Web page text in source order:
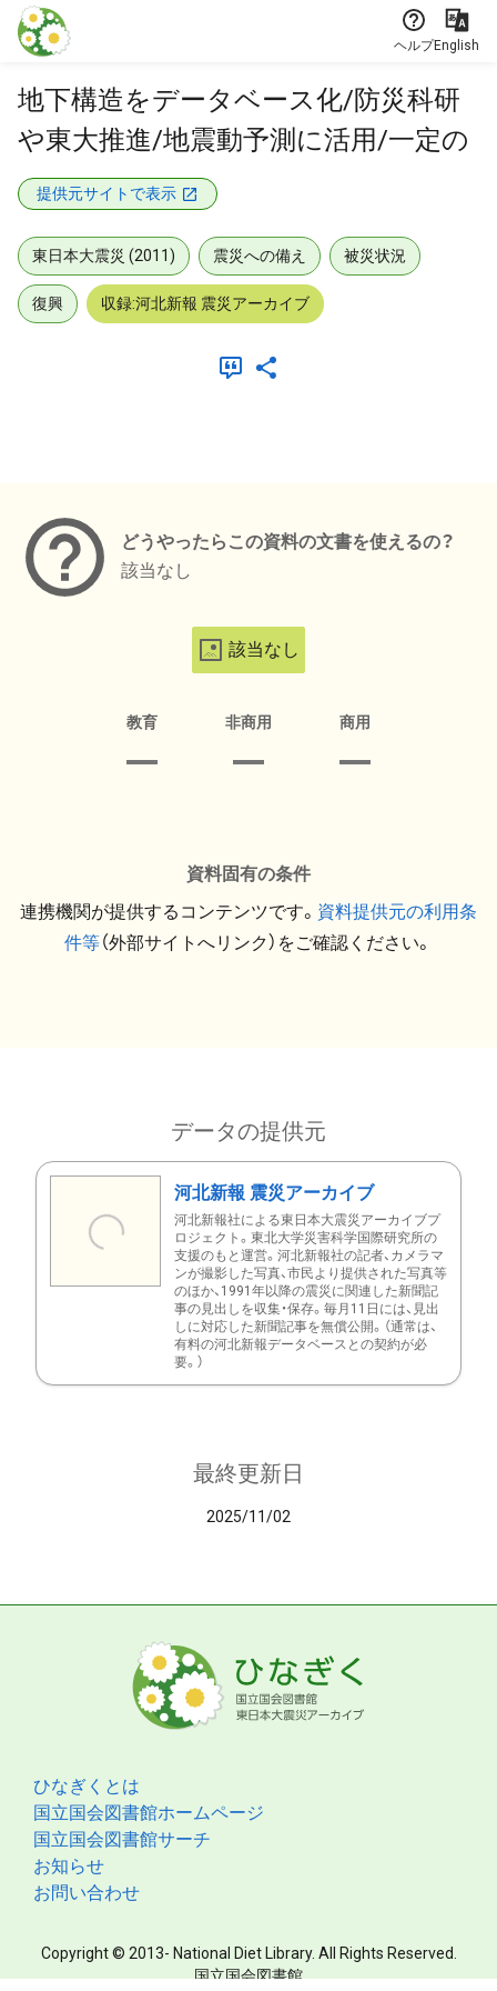
本文に飛ぶ
ヘルプEnglish
地下構造をデータベース化/防災科研
や東大推進/地震動予測に活用/一定の
提供元サイトで表示
東日本大震災 (2011) 震災への備え 被災状況
復興 収録:河北新報 震災アーカイブ
どうやったらこの資料の文書を使えるの？
該当なし
該当なし
教育 非商用 商用
資料固有の条件
連携機関が提供するコンテンツです。 資料提供元の利用条
件等（外部サイトへリンク）をご確認ください。
データの提供元
河北新報 震災アーカイブ
河北新報社による東日本大震災アーカイブプ
ロジェクト。東北大学災害科学国際研究所の
支援のもと運営。河北新報社の記者、カメラマ
ンが撮影した写真、市民より提供された写真等
のほか、1991年以降の震災に関連した新聞記
事の見出しを収集・保存。毎月11日には、見出
しに対応した新聞記事を無償公開。（通常は、
有料の河北新報データベースとの契約が必
要。）
最終更新日
2025/11/02
ひなぎくとは
国立国会図書館ホームページ
国立国会図書館サーチ
お知らせ
お問い合わせ
Copyright © 2013- National Diet Library. All Rights Reserved.